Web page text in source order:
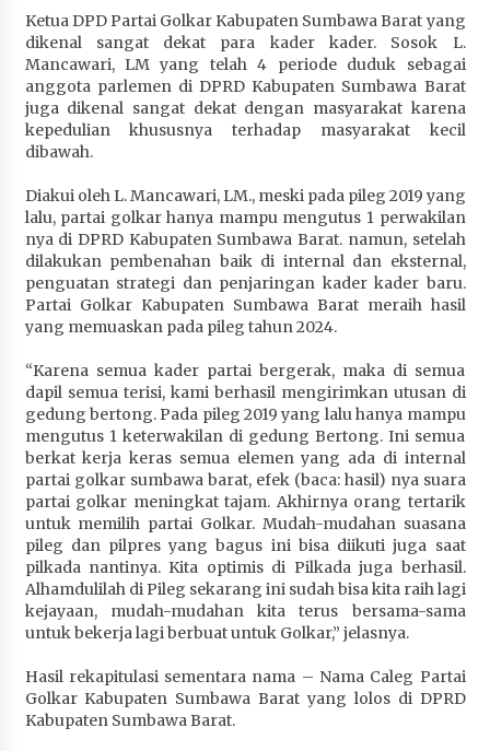
Ketua DPD Partai Golkar Kabupaten Sumbawa Barat yang
dikenal sangat dekat para kader kader. Sosok L.
Mancawari, LM yang telah 4 periode duduk sebagai
anggota parlemen di DPRD Kabupaten Sumbawa Barat
juga dikenal sangat dekat dengan masyarakat karena
kepedulian khususnya terhadap masyarakat kecil
dibawah.
Diakui oleh L. Mancawari, LM., meski pada pileg 2019 yang
lalu, partai golkar hanya mampu mengutus 1 perwakilan
nya di DPRD Kabupaten Sumbawa Barat. namun, setelah
dilakukan pembenahan baik di internal dan eksternal,
penguatan strategi dan penjaringan kader kader baru.
Partai Golkar Kabupaten Sumbawa Barat meraih hasil
yang memuaskan pada pileg tahun 2024.
“Karena semua kader partai bergerak, maka di semua
dapil semua terisi, kami berhasil mengirimkan utusan di
gedung bertong. Pada pileg 2019 yang lalu hanya mampu
mengutus 1 keterwakilan di gedung Bertong. Ini semua
berkat kerja keras semua elemen yang ada di internal
partai golkar sumbawa barat, efek (baca: hasil) nya suara
partai golkar meningkat tajam. Akhirnya orang tertarik
untuk memilih partai Golkar. Mudah-mudahan suasana
pileg dan pilpres yang bagus ini bisa diikuti juga saat
pilkada nantinya. Kita optimis di Pilkada juga berhasil.
Alhamdulilah di Pileg sekarang ini sudah bisa kita raih lagi
kejayaan, mudah-mudahan kita terus bersama-sama
untuk bekerja lagi berbuat untuk Golkar,” jelasnya.
Hasil rekapitulasi sementara nama – Nama Caleg Partai
Golkar Kabupaten Sumbawa Barat yang lolos di DPRD
Kabupaten Sumbawa Barat.